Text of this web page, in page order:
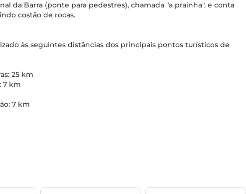
da Barra (ponte para pedestres), chamada "a prainha", e conta
costão de rocas.
às seguintes distâncias dos principais pontos turísticos de
25 km
7 km
7 km